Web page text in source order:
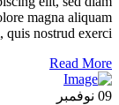
magna aliquam
nostrud exerci...
Read More
09 نوفمبر